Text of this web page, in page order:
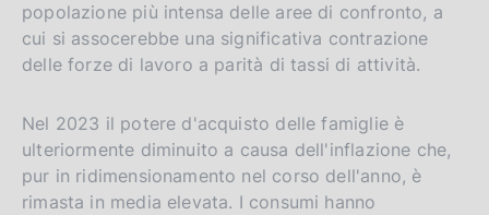
popolazione più intensa delle aree di confronto, a
cui si assocerebbe una significativa contrazione
delle forze di lavoro a parità di tassi di attività.
Nel 2023 il potere d'acquisto delle famiglie è
ulteriormente diminuito a causa dell'inflazione che,
pur in ridimensionamento nel corso dell'anno, è
rimasta in media elevata. I consumi hanno